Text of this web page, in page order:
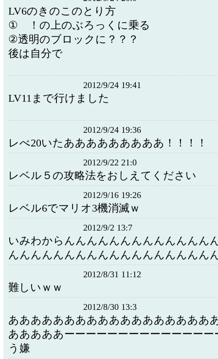
LV6のきのこのとり方
① ！の上のぶろっくに乗る
②透明のブロックに？？？
後は自分で
2012/9/24 19:41
LV11まで行けました
2012/9/24 19:36
レべ20いたあああああああああ！！！！
2012/9/22 21:0
レベル５の攻略法をおしえてください
2012/9/16 19:26
レベル6でマリオ3機消滅ｗ
2012/9/2 13:7
いみわからんんんんんんんんんんんんん
んんんんんんんんんんんんんんんんんん
2012/8/31 11:12
難しいｗｗ
2012/8/30 13:3
ああああああああああああああああああ
あああああーーーーーーーーーーーーーー
う嫌